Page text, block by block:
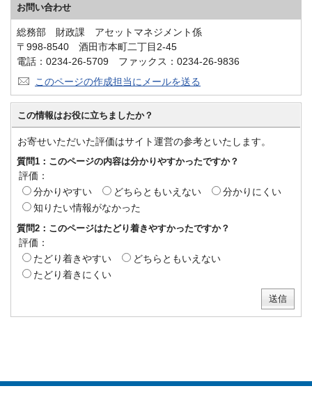
お問い合わせ
総務部 財政課 アセットマネジメント係
〒998-8540 酒田市本町二丁目2-45
電話：0234-26-5709 ファックス：0234-26-9836
このページの作成担当にメールを送る
この情報はお役に立ちましたか？
お寄せいただいた評価はサイト運営の参考といたします。
質問1：このページの内容は分かりやすかったですか？
評価：
分かりやすい
どちらともいえない
分かりにくい
知りたい情報がなかった
質問2：このページはたどり着きやすかったですか？
評価：
たどり着きやすい
どちらともいえない
たどり着きにくい